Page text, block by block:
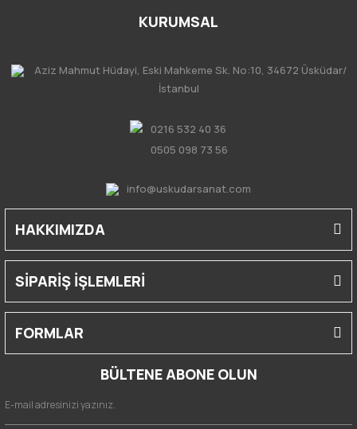
KURUMSAL
Aziz Mahmut Hüdayi, Eski Mahkeme Sk. No:10, 34672 Üsküdar/
İstanbul
0216 532 40 36
0505 098 73 56
info@uskudarsanat.com
HAKKIMIZDA
SİPARİŞ İŞLEMLERİ
FORMLAR
BÜLTENE ABONE OLUN